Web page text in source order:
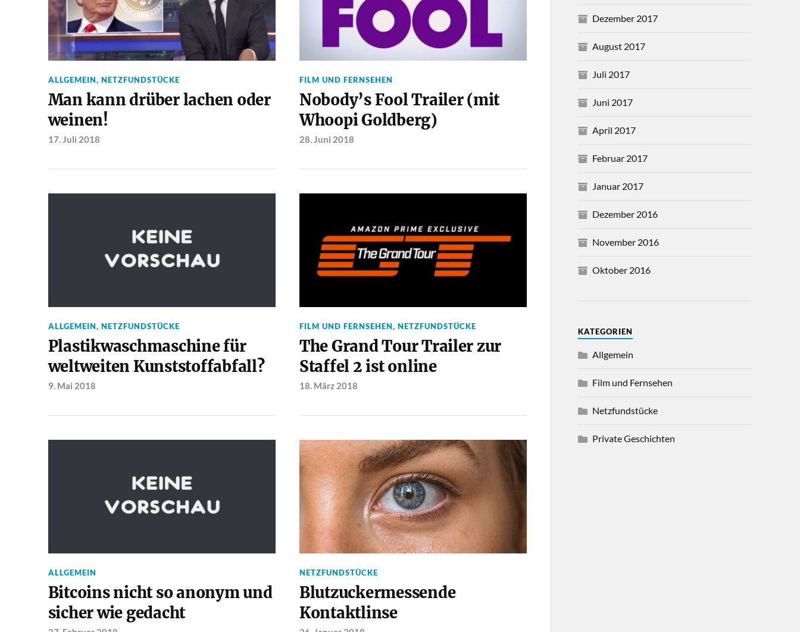
ALLGEMEIN, NETZFUNDSTÜCKE
Man kann drüber lachen oder
weinen!
17. Juli 2018
FILM UND FERNSEHEN
Nobody’s Fool Trailer (mit
Whoopi Goldberg)
28. Juni 2018
ALLGEMEIN, NETZFUNDSTÜCKE
Plastikwaschmaschine für
weltweiten Kunststoffabfall?
9. Mai 2018
FILM UND FERNSEHEN, NETZFUNDSTÜCKE
The Grand Tour Trailer zur
Staffel 2 ist online
18. März 2018
ALLGEMEIN
Bitcoins nicht so anonym und
sicher wie gedacht
NETZFUNDSTÜCKE
Blutzuckermessende
Kontaktlinse
Dezember 2017
August 2017
Juli 2017
Juni 2017
April 2017
Februar 2017
Januar 2017
Dezember 2016
November 2016
Oktober 2016
KATEGORIEN
Allgemein
Film und Fernsehen
Netzfundstücke
Private Geschichten